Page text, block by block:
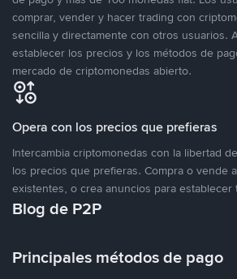
comprar, vender y hacer trading con
sencilla y directamente con otros usuarios.
establecer los precios y los métodos de
mercado de criptomonedas abierto.
Opera con los precios que prefieras
Intercambia criptomonedas con la libertad
los precios que prefieras. Compra o vende
existentes, o crea anuncios para
Blog de P2P
Principales métodos de pago